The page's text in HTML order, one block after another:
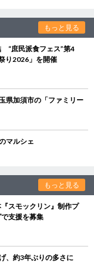
もっと見る
“庶民派食フェス”第4
り2026」を開催
県加須市の「ファミリー
マルシェ
もっと見る
スモックリン』制作プ
支援を募集
、約3年ぶりの多さに